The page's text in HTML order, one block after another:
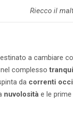
Riecco il
a cambiare
complesso
da correnti
nuvolosità e le prime